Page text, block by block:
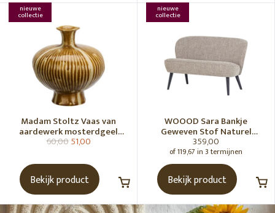
nieuwe
collectie
Madam Stoltz Vaas van
aardewerk mosterdgeel
naturel
60,0051,00
Bekijk product
nieuwe
collectie
WOOOD Sara Bankje
Geweven Stof Naturel
Melange [Fsc]
359,00
of 119,67 in 3 termijnen
Bekijk product